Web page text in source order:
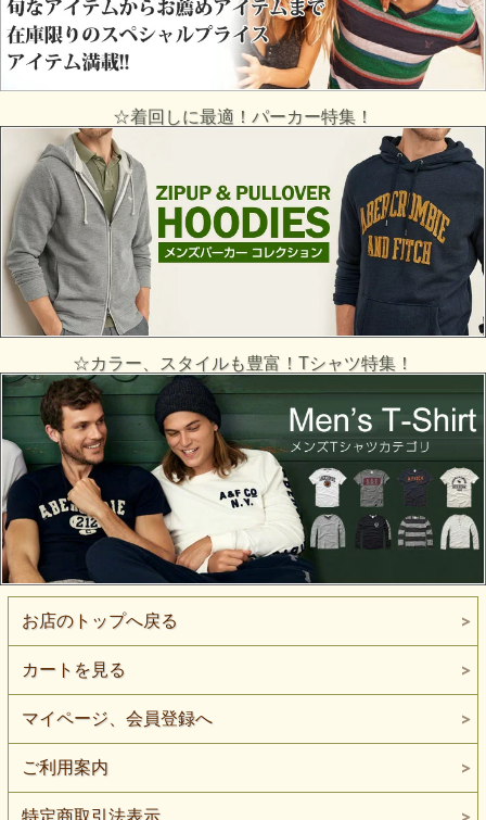
☆着回しに最適！パーカー特集！
☆カラー、スタイルも豊富！Tシャツ特集！
お店のトップへ戻る
カートを見る
マイページ、会員登録へ
ご利用案内
特定商取引法表示